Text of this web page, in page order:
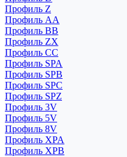
Профиль Z
Профиль АА
Профиль BB
Профиль ZX
Профиль CC
Профиль SPA
Профиль SPB
Профиль SPC
Профиль SPZ
Профиль 3V
Профиль 5V
Профиль 8V
Профиль XPA
Профиль XPB